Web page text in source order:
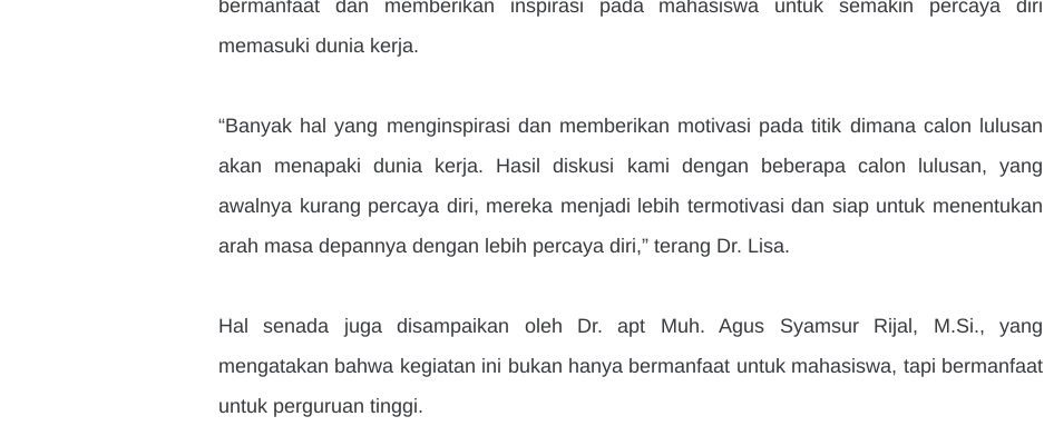
bermanfaat dan memberikan inspirasi pada mahasiswa untuk semakin percaya diri
memasuki dunia kerja.
“Banyak hal yang menginspirasi dan memberikan motivasi pada titik dimana calon lulusan
akan menapaki dunia kerja. Hasil diskusi kami dengan beberapa calon lulusan, yang
awalnya kurang percaya diri, mereka menjadi lebih termotivasi dan siap untuk menentukan
arah masa depannya dengan lebih percaya diri,” terang Dr. Lisa.
Hal senada juga disampaikan oleh Dr. apt Muh. Agus Syamsur Rijal, M.Si., yang
mengatakan bahwa kegiatan ini bukan hanya bermanfaat untuk mahasiswa, tapi bermanfaat
untuk perguruan tinggi.